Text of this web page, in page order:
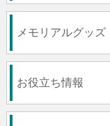
メモリアルグッズ
お役立ち情報